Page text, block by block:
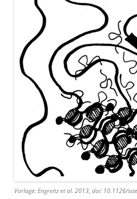
Vorlage: Engreitz et al. 2013, doi: 10.1126/